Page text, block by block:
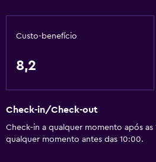
Custo-benefício
8,2
Check-in/Check-out
Check-in a qualquer momento após
qualquer momento antes das 10:00.